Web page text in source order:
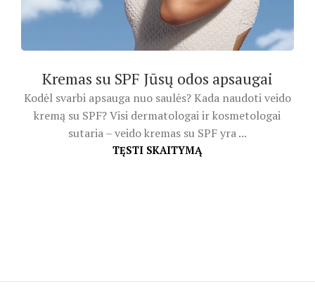
Kremas su SPF Jūsų odos apsaugai
Kodėl svarbi apsauga nuo saulės? Kada naudoti veido
kremą su SPF? Visi dermatologai ir kosmetologai
sutaria – veido kremas su SPF yra ...
TĘSTI SKAITYMĄ